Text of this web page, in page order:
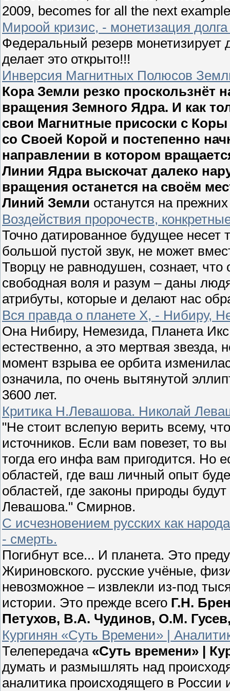
2009, becomes for all the next
Мироой кризис, - монетизация
Федеральный резерв монетизирует
делает это открыто!!!
Инверсия Магнитных Полюсов
Кора Земли резко проскользнёт
вращения Земного Ядра. И как
свои Магнитные присоски с
со Своей Корой и постепенно
направлении в котором
Линии Ядра выскочат далеко
вращения останется на своём
Линий Земли останутся на
Воздействия пророчеств,
Точно датированное будущее несет
большой пустой звук, не может
Творцу не равнодушен, сознает,
свободная воля и разум – даны
атрибуты, которые и делают нас
Вся правда о планете Х, - Нибиру,
Она Нибиру, Немезида, Планета
естественно, а это мертвая звезда,
момент взрыва ее орбита
означила, по очень вытянутой
3600 лет.
Критика Н.Левашова. Николай
"Не стоит вслепую верить всему,
источников. Если вам повезет, то
тогда его инфа вам пригодится. Но
областей, где ваш личный опыт
областей, где законы природы
Левашова." Смирнов.
С исчезновением русских как
- смерть.
Погибнут все... И планета. Это
Жириновского. русские учёные,
невозможное – извлекли из-под
истории. Это прежде всего Г.Н.
Петухов, В.А. Чудинов, О.М.
Кургинян «Суть Времени» |
Телепередача «Суть времени» |
думать и размышлять над
аналитика происходящего в России